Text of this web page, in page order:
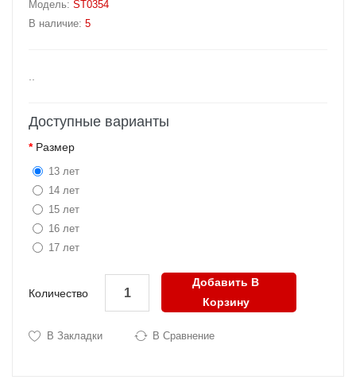
Модель: ST0354
В наличие: 5
..
Доступные варианты
Размер
13 лет
14 лет
15 лет
16 лет
17 лет
Количество
Добавить В
Корзину
В Закладки В Сравнение